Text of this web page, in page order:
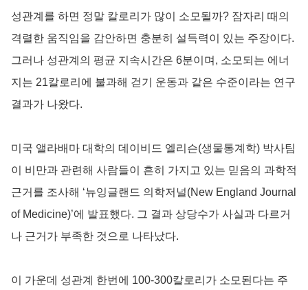
성관계를 하면 정말 칼로리가 많이 소모될까? 잠자리 때의
격렬한 움직임을 감안하면 충분히 설득력이 있는 주장이다.
그러나 성관계의 평균 지속시간은 6분이며, 소모되는 에너
지는 21칼로리에 불과해 걷기 운동과 같은 수준이라는 연구
결과가 나왔다.
미국 앨라배마 대학의 데이비드 엘리슨(생물통계학) 박사팀
이 비만과 관련해 사람들이 흔히 가지고 있는 믿음의 과학적
근거를 조사해 ‘뉴잉글랜드 의학저널(New England Journal
of Medicine)’에 발표했다. 그 결과 상당수가 사실과 다르거
나 근거가 부족한 것으로 나타났다.
이 가운데 성관계 한번에 100-300칼로리가 소모된다는 주